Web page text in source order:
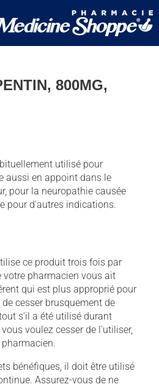
800MG,
utilisé pour
aussi en appoint dans le
pour la neuropathie causée
pour d'autres indications.
ce produit trois fois par
votre pharmacien vous ait
qui est plus approprié pour
cesser brusquement de
s'il a été utilisé durant
voulez cesser de l'utiliser,
bénéfiques, il doit être utilisé
Assurez-vous de ne